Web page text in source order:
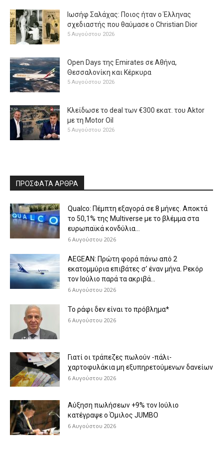
Ιωσήφ Σαλάχας: Ποιος ήταν ο Έλληνας
σχεδιαστής που θαύμασε ο Christian Dior
5 Αυγούστου 2026
Open Days της Emirates σε Αθήνα,
Θεσσαλονίκη και Κέρκυρα
5 Αυγούστου 2026
Κλείδωσε το deal των €300 εκατ. του Aktor
με τη Μotor Oil
5 Αυγούστου 2026
ΠΡΟΣΦΑΤΑ ΑΡΘΡΑ
Qualco: Πέμπτη εξαγορά σε 8 μήνες. Aποκτά
το 50,1% της Multiverse με το βλέμμα στα
ευρωπαϊκά κονδύλια...
6 Αυγούστου 2026
AEGEAN: Πρώτη φορά πάνω από 2
εκατομμύρια επιβάτες σ’ έναν μήνα. Ρεκόρ
τον Ιούλιο παρά τα ακριβά...
6 Αυγούστου 2026
Το ράφι δεν είναι το πρόβλημα*
6 Αυγούστου 2026
Γιατί οι τράπεζες πωλούν -πάλι-
χαρτοφυλάκια μη εξυπηρετούμενων δανείων
6 Αυγούστου 2026
Aύξηση πωλήσεων +9% τον Ιούλιο
κατέγραψε ο Όμιλος JUMBO
6 Αυγούστου 2026